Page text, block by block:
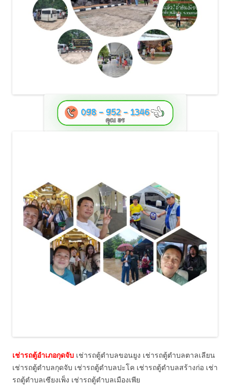
เช่ารถตู้อำเภอกุดจับ เช่ารถตู้ตำบลขอนยูง เช่ารถตู้ตำบลตาลเลียน
เช่ารถตู้ตำบลกุดจับ เช่ารถตู้ตำบลปะโค เช่ารถตู้ตำบลสร้างก่อ เช่า
รถตู้ตำบลเซียงเพ็ง เช่ารถตู้ตำบลเมืองเพีย